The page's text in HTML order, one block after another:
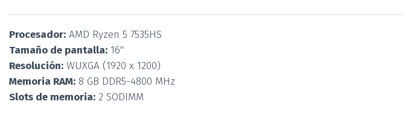
Procesador: AMD Ryzen 5 7535HS
Tamaño de pantalla: 16''
Resolución: WUXGA (1920 x 1200)
Memoria RAM: 8 GB DDR5-4800 MHz
Slots de memoria: 2 SODIMM